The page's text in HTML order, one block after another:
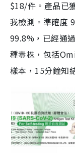
$18/件。產品已
我檢測。準確度
99.8%，已經通
種毒株，包括
樣本，15分鐘知